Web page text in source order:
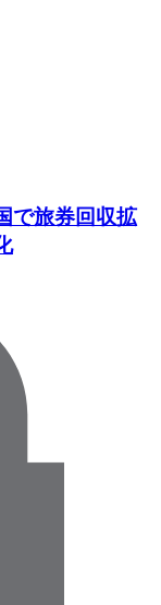
で旅券回収拡